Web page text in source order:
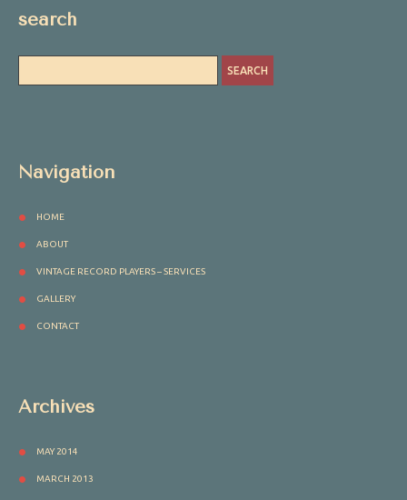
search
Navigation
HOME
ABOUT
VINTAGE RECORD PLAYERS – SERVICES
GALLERY
CONTACT
Archives
MAY 2014
MARCH 2013